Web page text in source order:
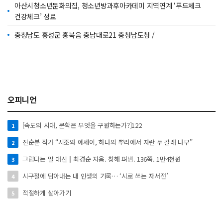
아산시청소년문화의집, 청소년방과후아카데미 지역연계 ‘푸드체크
건강체크’ 성료
충청남도 홍성군 홍북읍 충남대로21 충청남도청 /
오피니언
1 [속도의 시대, 문학은 무엇을 구원하는가?]122
2 진순분 작가 “시조와 에세이, 하나의 뿌리에서 자란 두 갈래 나무”
3 그립다는 말 대신┃최경순 지음. 창해 펴냄. 136쪽. 1만4천원
4 시구절에 담아내는 내 인생의 기록… ‘시로 쓰는 자서전’
5 적절하게 살아가기